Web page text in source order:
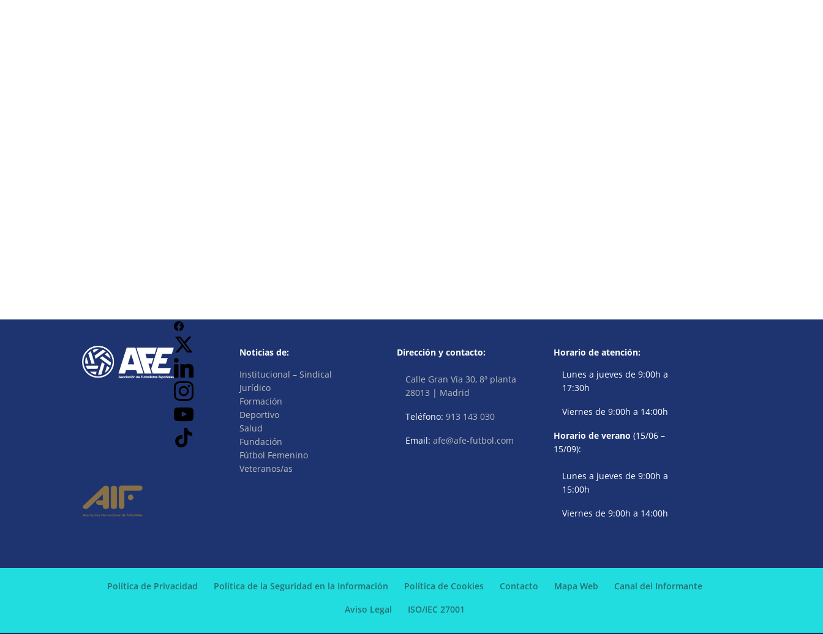
Noticias de:
Institucional – Sindical
Jurídico
Formación
Deportivo
Salud
Fundación
Fútbol Femenino
Veteranos/as
Dirección y contacto:
Calle Gran Vía 30, 8ª planta
28013 | Madrid
Teléfono: 913 143 030
Email: afe@afe-futbol.com
Horario de atención:
Lunes a jueves de 9:00h a
17:30h
Viernes de 9:00h a 14:00h
Horario de verano (15/06 –
15/09):
Lunes a jueves de 9:00h a
15:00h
Viernes de 9:00h a 14:00h
Política de Privacidad Política de la Seguridad en la Información Política de Cookies Contacto Mapa Web
Canal del Informante
Aviso Legal
ISO/IEC 27001